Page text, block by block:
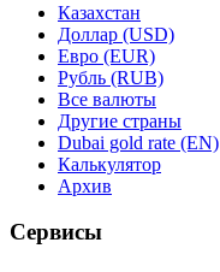
Казахстан
Доллар (USD)
Евро (EUR)
Рубль (RUB)
Все валюты
Другие страны
Dubai gold rate (EN)
Калькулятор
Архив
Сервисы